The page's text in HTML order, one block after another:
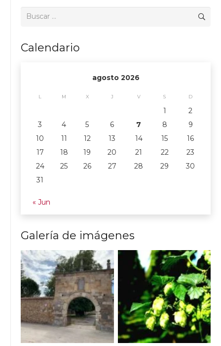
Buscar:
Calendario
agosto 2026
L M X J V S D
1
2
3
4 5 6 7 8
9
10
11 12 13 14 15
16
17
18 19 20 21 22
23
24
25 26 27 28 29
30
31
« Jun
Galería de imágenes